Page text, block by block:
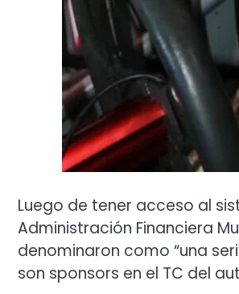
Luego de tener acceso al
Administración Financiera
denominaron como “una
son sponsors en el TC del